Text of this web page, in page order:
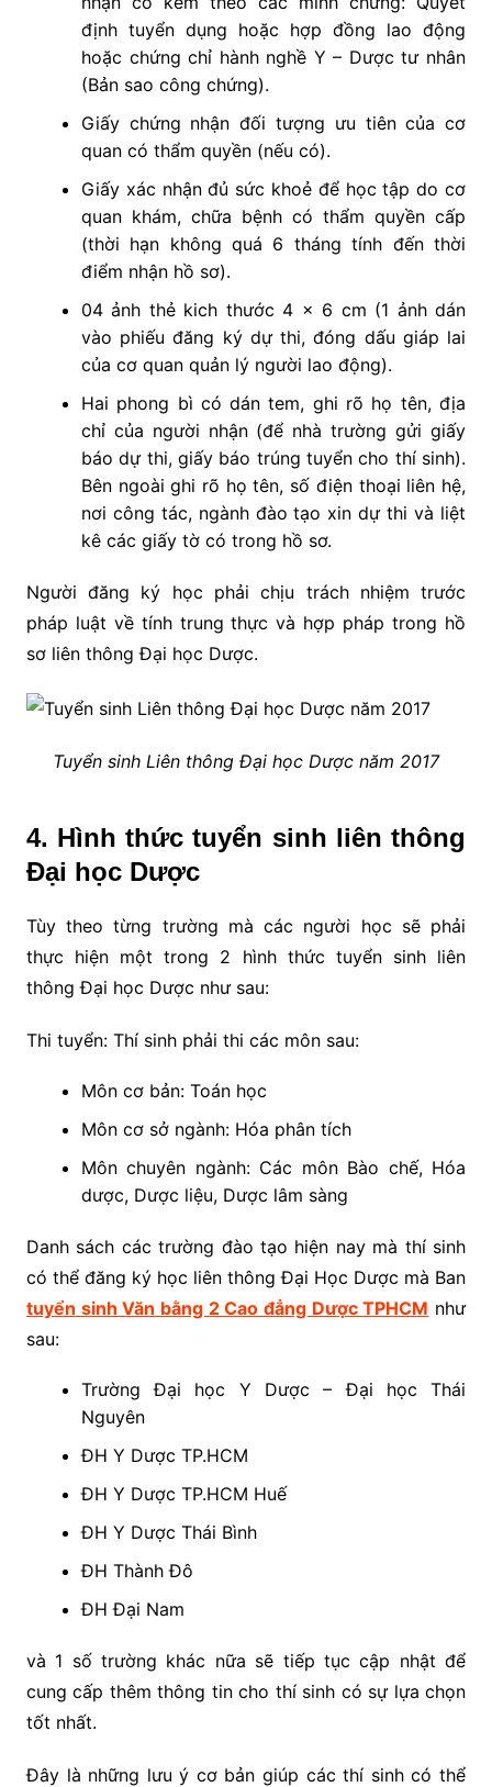
định tuyển dụng hoặc hợp đồng lao động
hoặc chứng chỉ hành nghề Y – Dược tư nhân
(Bản sao công chứng).
Giấy chứng nhận đối tượng ưu tiên của cơ
quan có thẩm quyền (nếu có).
Giấy xác nhận đủ sức khoẻ để học tập do cơ
quan khám, chữa bệnh có thẩm quyền cấp
(thời hạn không quá 6 tháng tính đến thời
điểm nhận hồ sơ).
04 ảnh thẻ kich thước 4 x 6 cm (1 ảnh dán
vào phiếu đăng ký dự thi, đóng dấu giáp lai
của cơ quan quản lý người lao động).
Hai phong bì có dán tem, ghi rõ họ tên, địa
chỉ của người nhận (để nhà trường gửi giấy
báo dự thi, giấy báo trúng tuyển cho thí sinh).
Bên ngoài ghi rõ họ tên, số điện thoại liên hệ,
nơi công tác, ngành đào tạo xin dự thi và liệt
kê các giấy tờ có trong hồ sơ.
Người đăng ký học phải chịu trách nhiệm trước
pháp luật về tính trung thực và hợp pháp trong hồ
sơ liên thông Đại học Dược.
Tuyển sinh Liên thông Đại học Dược năm 2017
4. Hình thức tuyển sinh liên thông
Đại học Dược
Tùy theo từng trường mà các người học sẽ phải
thực hiện một trong 2 hình thức tuyển sinh liên
thông Đại học Dược như sau:
Thi tuyển: Thí sinh phải thi các môn sau:
Môn cơ bản: Toán học
Môn cơ sở ngành: Hóa phân tích
Môn chuyên ngành: Các môn Bào chế, Hóa
dược, Dược liệu, Dược lâm sàng
Danh sách các trường đào tạo hiện nay mà thí sinh
có thể đăng ký học liên thông Đại Học Dược mà Ban
tuyển sinh Văn bằng 2 Cao đẳng Dược TPHCM như
sau:
Trường Đại học Y Dược – Đại học Thái
Nguyên
ĐH Y Dược TP.HCM
ĐH Y Dược TP.HCM Huế
ĐH Y Dược Thái Bình
ĐH Thành Đô
ĐH Đại Nam
và 1 số trường khác nữa sẽ tiếp tục cập nhật để
cung cấp thêm thông tin cho thí sinh có sự lựa chọn
tốt nhất.
Đây là những lưu ý cơ bản giúp các thí sinh có thể